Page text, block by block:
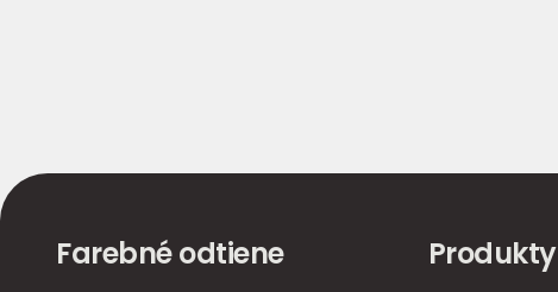
Farebné odtiene Produkty